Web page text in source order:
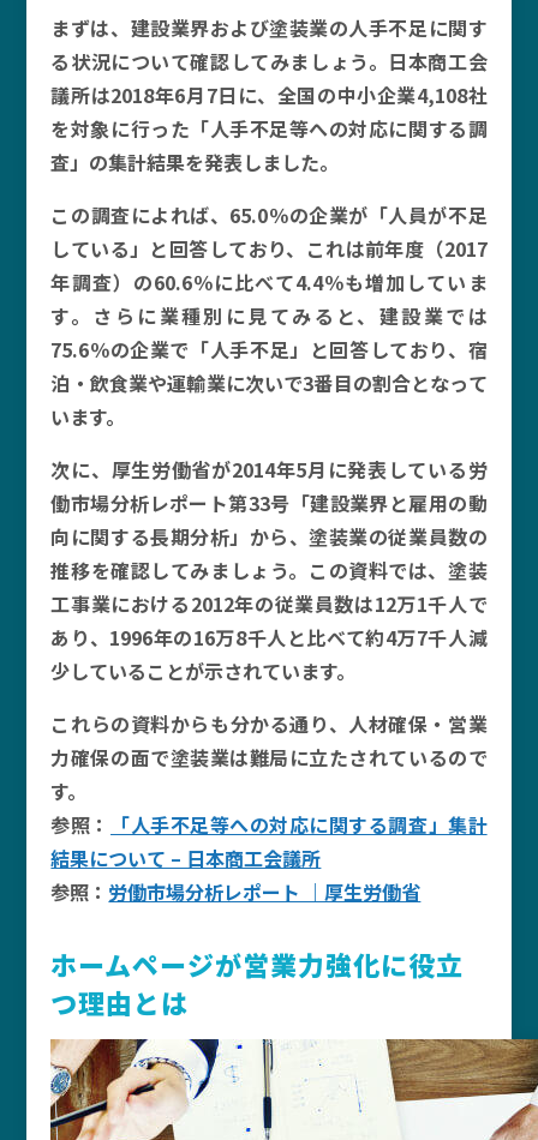
まずは、建設業界および塗装業の人手不足に関す
る状況について確認してみましょう。日本商工会
議所は2018年6月7日に、全国の中小企業4,108社
を対象に行った「人手不足等への対応に関する調
査」の集計結果を発表しました。
この調査によれば、65.0％の企業が「人員が不足
している」と回答しており、これは前年度（2017
年調査）の60.6％に比べて4.4％も増加していま
す。さらに業種別に見てみると、建設業では
75.6％の企業で「人手不足」と回答しており、宿
泊・飲食業や運輸業に次いで3番目の割合となって
います。
次に、厚生労働省が2014年5月に発表している労
働市場分析レポート第33号「建設業界と雇用の動
向に関する長期分析」から、塗装業の従業員数の
推移を確認してみましょう。この資料では、塗装
工事業における2012年の従業員数は12万1千人で
あり、1996年の16万8千人と比べて約4万7千人減
少していることが示されています。
これらの資料からも分かる通り、人材確保・営業
力確保の面で塗装業は難局に立たされているので
す。
参照：
「人手不足等への対応に関する調査」集計
結果について – 日本商工会議所
参照： 労働市場分析レポート ｜厚生労働省
ホームページが営業力強化に役立
つ理由とは